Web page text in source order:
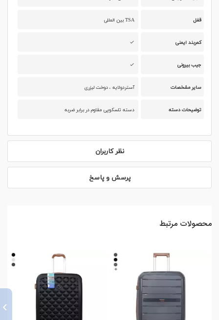
قفل TSA بین المللی
کمربند ایمنی
جیب بیرونی
سایر مشخصات آستردولایه ، دوخت لیزری
توضیحات دسته دسته تلسکوپی مقاوم در برابر ضربه
نظر کاربران
پرسش و پاسخ
محصولات مرتبط
›